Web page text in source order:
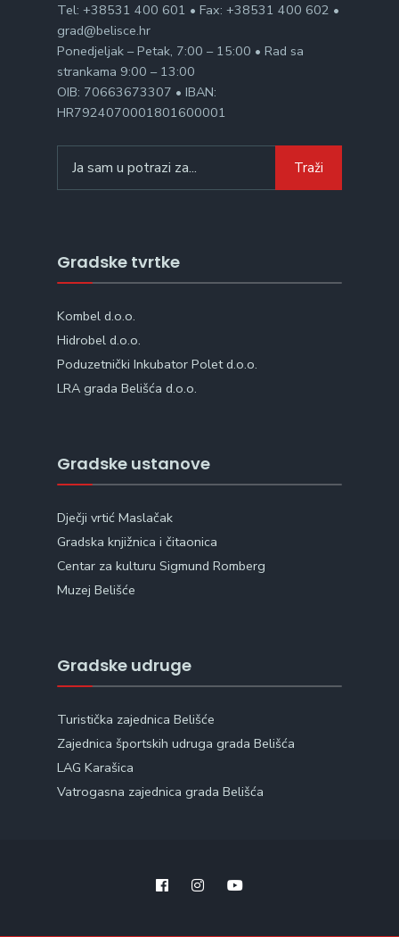
Tel: +38531 400 601 • Fax: +38531 400 602 •
grad@belisce.hr
Ponedjeljak – Petak, 7:00 – 15:00 • Rad sa
strankama 9:00 – 13:00
OIB: 70663673307 • IBAN:
HR7924070001801600001
for:
Traži
Gradske tvrtke
Kombel d.o.o.
Hidrobel d.o.o.
Poduzetnički Inkubator Polet d.o.o.
LRA grada Belišća d.o.o.
Gradske ustanove
Dječji vrtić Maslačak
Gradska knjižnica i čitaonica
Centar za kulturu Sigmund Romberg
Muzej Belišće
Gradske udruge
Turistička zajednica Belišće
Zajednica športskih udruga grada Belišća
LAG Karašica
Vatrogasna zajednica grada Belišća